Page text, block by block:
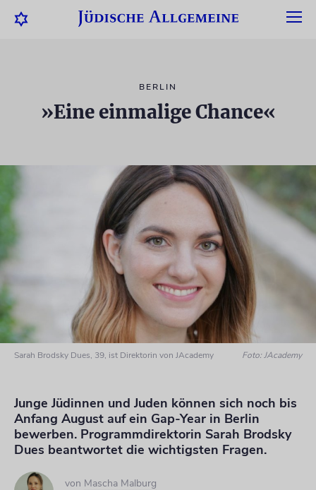
BERLIN
»Eine einmalige Chance«
Sarah Brodsky Dues, 39, ist Direktorin von JAcademy Foto: JAcademy
Junge Jüdinnen und Juden können sich noch bis
Anfang August auf ein Gap-Year in Berlin
bewerben. Programmdirektorin Sarah Brodsky
Dues beantwortet die wichtigsten Fragen.
von Mascha Malburg